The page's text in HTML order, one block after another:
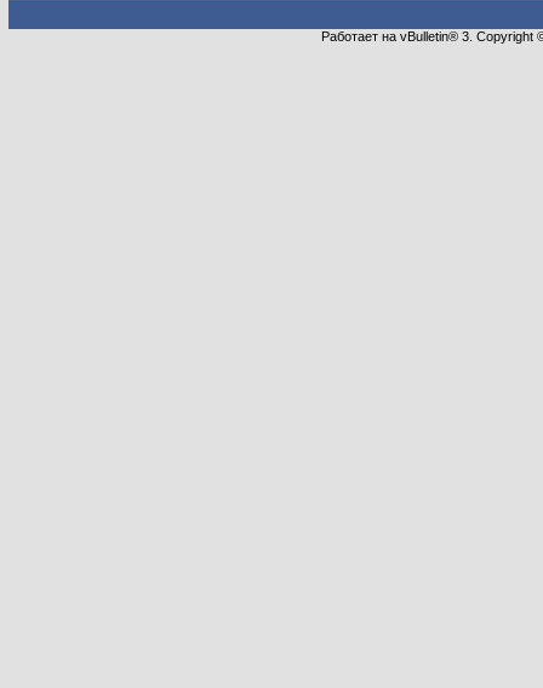
Работает на vBulletin® 3.